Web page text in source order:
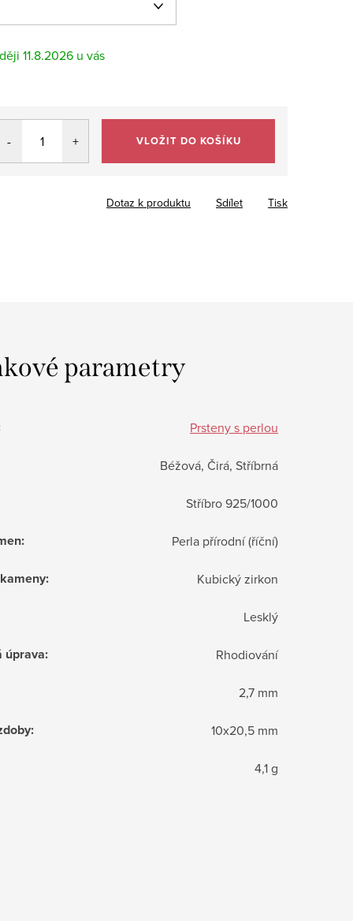
11.8.2026
VLOŽIT DO KOŠÍKU
Tisk
Dotaz k produktu Sdílet
parametry
Prsteny s perlou
Béžová, Čirá, Stříbrná
Stříbro 925/1000
: Perla přírodní (říční)
: Kubický zirkon
Lesklý
úprava: Rhodiování
2,7 mm
: 10x20,5 mm
4,1 g